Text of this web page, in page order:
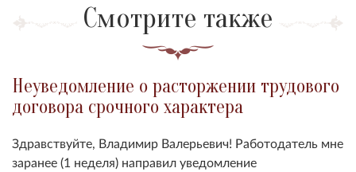
Смотрите также
Неуведомление о расторжении трудового
договора срочного характера
Здравствуйте, Владимир Валерьевич! Работодатель мне
заранее (1 неделя) направил уведомление